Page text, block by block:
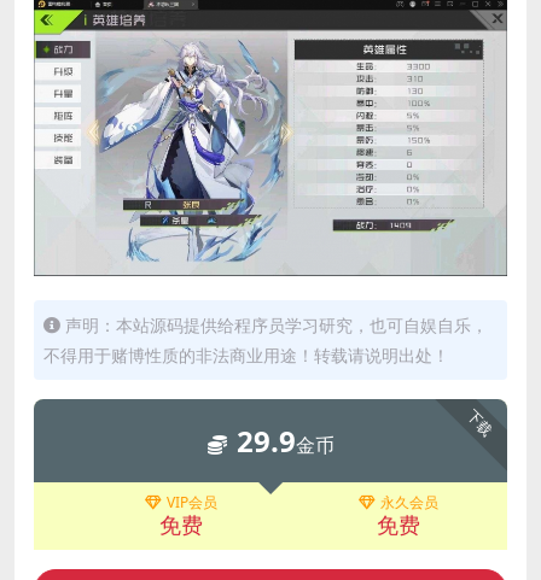
声明：本站源码提供给程序员学习研究，也可自娱自乐，
不得用于赌博性质的非法商业用途！转载请说明出处！
下载
29.9金币
VIP会员
免费
永久会员
免费